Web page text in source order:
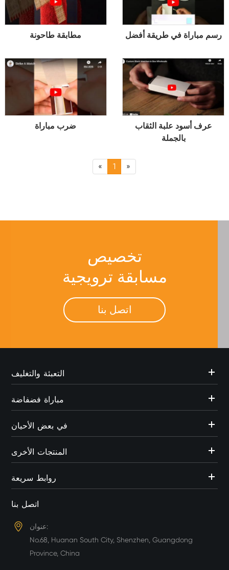
مطابقة طاحونة رسم مباراة في طريقة أفضل
ضرب مباراة
عرف أسود علبة الثقاب
بالجملة
« 1 »
تخصيص
مسابقة ترويجية
اتصل بنا
التعبئة والتغليف
مباراة فضفاضة
في بعض الأحيان
المنتجات الأخرى
روابط سريعة
اتصل بنا
عنوان:
No.68, Huanan South City, Shenzhen, Guangdong
Province, China